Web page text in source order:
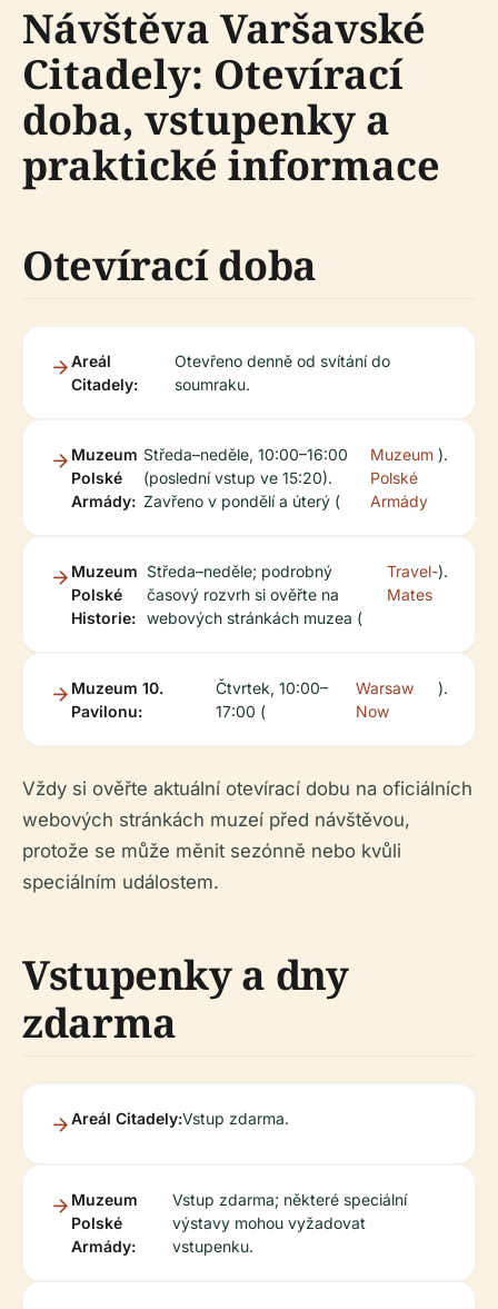
Návštěva Varšavské
Citadely: Otevírací
doba, vstupenky a
praktické informace
Otevírací doba
Areál
Citadely:
Otevřeno denně od svítání do
soumraku.
Muzeum
Polské
Armády:
Středa–neděle, 10:00–16:00
(poslední vstup ve 15:20).
Zavřeno v pondělí a úterý (
Muzeum
Polské
Armády
).
Muzeum
Polské
Historie:
Středa–neděle; podrobný
časový rozvrh si ověřte na
webových stránkách muzea (
Travel-
Mates
).
Muzeum 10.
Pavilonu:
Čtvrtek, 10:00–
17:00 (
Warsaw
Now
).
Vždy si ověřte aktuální otevírací dobu na oficiálních
webových stránkách muzeí před návštěvou,
protože se může měnit sezónně nebo kvůli
speciálním událostem.
Vstupenky a dny
zdarma
Areál Citadely:Vstup zdarma.
Muzeum
Polské
Armády:
Vstup zdarma; některé speciální
výstavy mohou vyžadovat
vstupenku.